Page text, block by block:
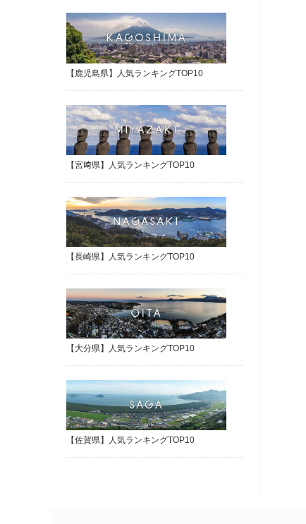
【鹿児島県】人気ランキングTOP10
【宮﨑県】人気ランキングTOP10
【長崎県】人気ランキングTOP10
【大分県】人気ランキングTOP10
【佐賀県】人気ランキングTOP10